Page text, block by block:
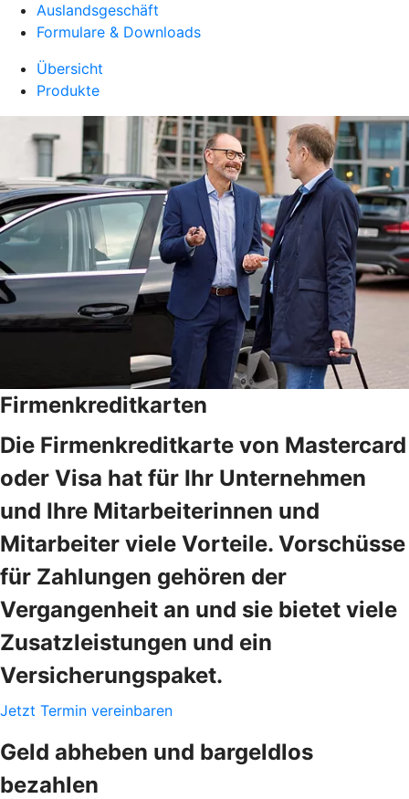
Auslandsgeschäft
Formulare & Downloads
Übersicht
Produkte
Firmenkreditkarten
Die Firmenkreditkarte von Mastercard
oder Visa hat für Ihr Unternehmen
und Ihre Mitarbeiterinnen und
Mitarbeiter viele Vorteile. Vorschüsse
für Zahlungen gehören der
Vergangenheit an und sie bietet viele
Zusatzleistungen und ein
Versicherungspaket.
Jetzt Termin vereinbaren
Geld abheben und bargeldlos
bezahlen